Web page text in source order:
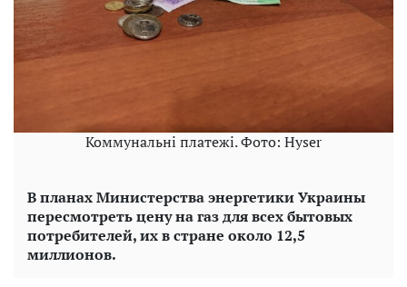
Коммунальні платежі. Фото: Hyser
В планах Министерства энергетики Украины
пересмотреть цену на газ для всех бытовых
потребителей, их в стране около 12,5
миллионов.